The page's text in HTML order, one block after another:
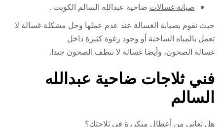
صيانة غسالات ضاحية عبدالله السالم الكويت .
حيث نقوم بصيانة الغسالة عند عدم عملها وحل مشكلة غسالة لا
تعمل بالمياه الساخنة أو وجود رغوة كثيرة داخل
غسالة الصحون، وأيضا غسالة لا تنظف الصحون جيدا.
فني ثلاجات ضاحية عبدالله
السالم
هل تعاني من أعطال متكررة في ثلاجتك؟